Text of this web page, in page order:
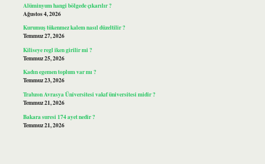
Alüminyum hangi bölgede çıkarılır ?
Ağustos 4, 2026
Kurumuş tükenmez kalem nasıl düzeltilir ?
Temmuz 27, 2026
Kiliseye regl iken girilir mi ?
Temmuz 25, 2026
Kadın egemen toplum var mı ?
Temmuz 23, 2026
Trabzon Avrasya Üniversitesi vakıf üniversitesi midir ?
Temmuz 21, 2026
Bakara suresi 174 ayet nedir ?
Temmuz 21, 2026